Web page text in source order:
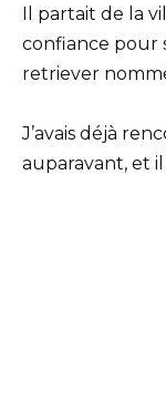
Il partait de la
confiance pour
retriever
J’avais déjà
auparavant, et